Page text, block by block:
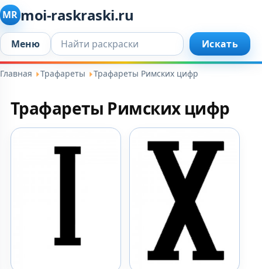
MR moi-raskraski.ru
Меню Искать... Искать
Главная Трафареты Трафареты Римских цифр
Трафареты Римских цифр